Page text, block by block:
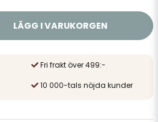
LÄGG I VARUKORGEN
Fri frakt över 499:-
10 000-tals nöjda kunder